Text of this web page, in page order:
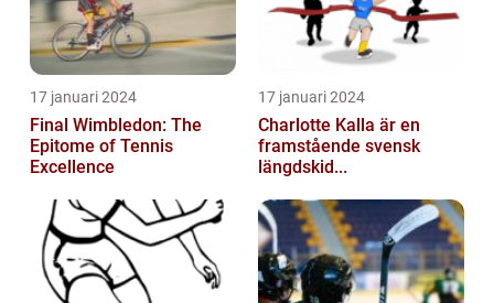
17 januari 2024
Final Wimbledon: The
Epitome of Tennis
Excellence
17 januari 2024
Charlotte Kalla är en
framstående svensk
längdskid...